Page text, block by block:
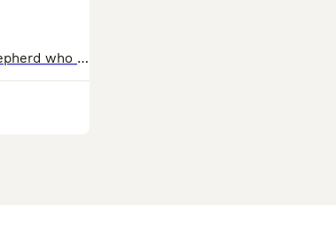
Kira – Belgian Shepherd Kira is a beautiful Belgian Shepherd who perfectly embodies the intelligence, elegance, and loyalty for which the breed is renowned. With her striking appearance, athletic build, and attentive expression, she is a wonderful example of the breed's exceptional qualities. UNFORTUNATELY DUE TO RELOCATION IN NETHERLANDS IN A SMALL APARTMENT IN EINDHOVEN I AM NOT ABLE TO BRING WITH ME! THAT'S WHY I WANT TO OFFER FOR A SMALL AMOUNT TO SOMEONE ELSE. Kira is friendly, social, and full of energy. She thrives on activity, loves spending time with people, and is always ready for new adventures. Whether at work, during training, or relaxing with her family, she consistently displays her excellent character and remarkable adaptability. A true representative of the Belgian Shepherd breed, Kira brings together beauty, intelligence, courage, and unwavering loyalty. She is a cherished member of her family and a wonderful ambassador for her breed. 🐾❤️ HAVE ALL VACCINES PASSPORT CAN BE TRANSPORTED FROM ROMANIA TO NETHERLANDS IN 48 HOURS. THE MOTHER AND FATHER COMES FROM A GOOD LINE. THANKS! FOR OTHER INFOS GET IN TOUCH WITH ME!